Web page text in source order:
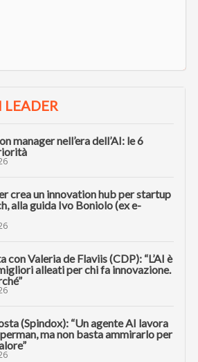
manager nell’era dell’AI: le 6
crea un innovation hub per startup
alla guida Ivo Boniolo (ex e-
con Valeria de Flaviis (CDP): “L’AI è
alleati per chi fa innovazione.
(Spindox): “Un agente AI lavora
ma non basta ammirarlo per